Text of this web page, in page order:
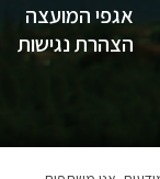
אגפי המועצה
הצהרת נגישות